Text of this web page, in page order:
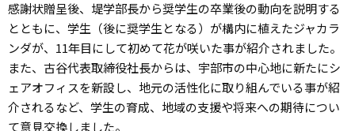
感謝状贈呈後、堤学部長から奨学生の卒業後の動向を説明する
とともに、学生（後に奨学生となる）が構内に植えたジャカラ
ンダが、11年目にして初めて花が咲いた事が紹介されました。
また、古谷代表取締役社長からは、宇部市の中心地に新たにシ
ェアオフィスを新設し、地元の活性化に取り組んでいる事が紹
介されるなど、学生の育成、地域の支援や将来への期待につい
て意見交換しました。